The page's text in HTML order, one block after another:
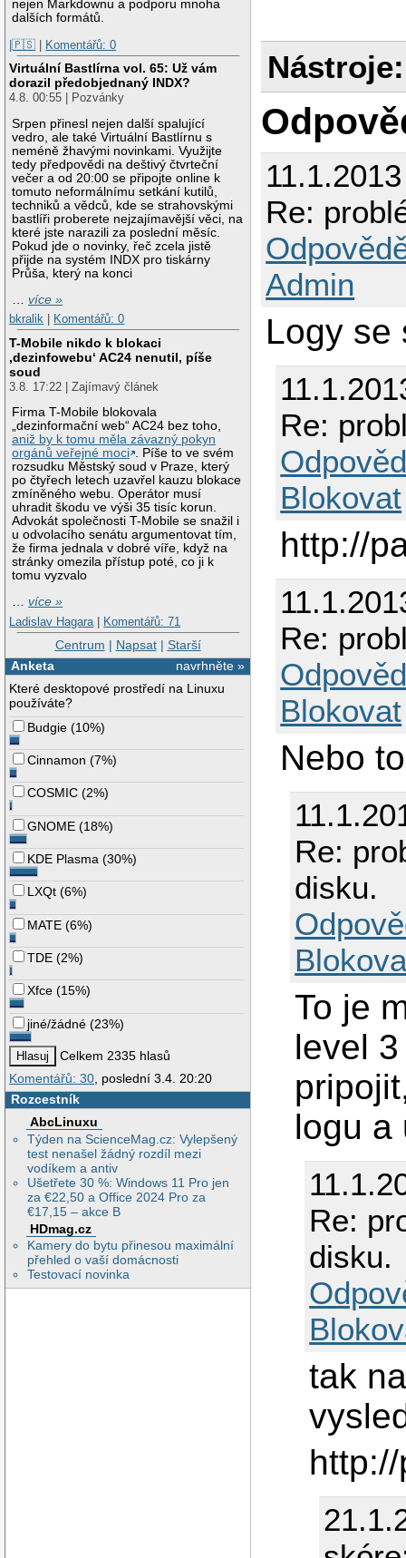
nejen Markdownu a podporu mnoha
dalších formátů.
|🇵🇸 | Komentářů: 0
Virtuální Bastlírna vol. 65: Už vám
dorazil předobjednaný INDX?
4.8. 00:55 | Pozvánky
Srpen přinesl nejen další spalující
vedro, ale také Virtuální Bastlírnu s
neméně žhavými novinkami. Využijte
tedy předpovědi na deštivý čtvrteční
večer a od 20:00 se připojte online k
tomuto neformálnímu setkání kutilů,
techniků a vědců, kde se strahovskými
bastlíři proberete nejzajímavější věci, na
které jste narazili za poslední měsíc.
Pokud jde o novinky, řeč zcela jistě
přijde na systém INDX pro tiskárny
Průša, který na konci
…více »
bkralik
Komentářů: 0
T-Mobile nikdo k blokaci
‚dezinfowebu‘ AC24 nenutil, píše
soud
3.8. 17:22 | Zajímavý článek
Firma T-Mobile blokovala
„dezinformační web“ AC24 bez toho,
aniž by k tomu měla závazný pokyn
orgánů veřejné moci . Píše to ve svém
rozsudku Městský soud v Praze, který
po čtyřech letech uzavřel kauzu blokace
zmíněného webu. Operátor musí
uhradit škodu ve výši 35 tisíc korun.
Advokát společnosti T-Mobile se snažil i
u odvolacího senátu argumentovat tím,
že firma jednala v dobré víře, když na
stránky omezila přístup poté, co ji k
tomu vyzvalo
…více »
Ladislav Hagara | Komentářů: 71
Centrum | Napsat| Starší
navrhněte »
Anketa
Které desktopové prostředí na Linuxu
používáte?
Budgie (10%)
Cinnamon (7%)
COSMIC (2%)
GNOME (18%)
KDE Plasma (30%)
LXQt (6%)
MATE (6%)
TDE (2%)
Xfce (15%)
jiné/žádné (23%)
Celkem 2335 hlasů
Komentářů: 30, poslední 3.4. 20:20
Rozcestník
AbcLinuxu
Týden na ScienceMag.cz: Vylepšený
test nenašel žádný rozdíl mezi
vodíkem a antiv
Ušetřete 30 %: Windows 11 Pro jen
za €22,50 a Office 2024 Pro za
€17,15 – akce B
HDmag.cz
Kamery do bytu přinesou maximální
přehled o vaší domácnosti
Testovací novinka
Nástroje:
Re:
Admin
Logy se
Re:
Blokovat
http://
Re:
Blokovat
Nebo
Re:
disku.
To je
level
logu a
Re:
disku.
tak